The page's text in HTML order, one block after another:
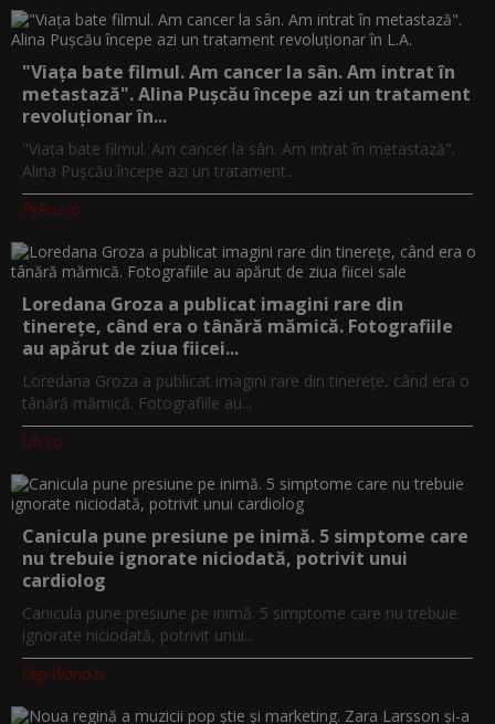
"Viața bate filmul. Am cancer la sân. Am intrat în
metastază". Alina Pușcău începe azi un tratament
revoluționar în...
"Viața bate filmul. Am cancer la sân. Am intrat în metastază".
Alina Pușcău începe azi un tratament...
PeRoz.ro
Loredana Groza a publicat imagini rare din
tinerețe, când era o tânără mămică. Fotografiile
au apărut de ziua fiicei...
Loredana Groza a publicat imagini rare din tinerețe, când era o
tânără mămică. Fotografiile au...
Utv.ro
Canicula pune presiune pe inimă. 5 simptome care
nu trebuie ignorate niciodată, potrivit unui
cardiolog
Canicula pune presiune pe inimă. 5 simptome care nu trebuie
ignorate niciodată, potrivit unui...
Digi-World.tv